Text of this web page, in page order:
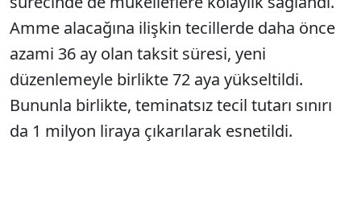
Amme alacağına ilişkin tecillerde daha önce
azami 36 ay olan taksit süresi, yeni
düzenlemeyle birlikte 72 aya yükseltildi.
Bununla birlikte, teminatsız tecil tutarı sınırı
da 1 milyon liraya çıkarılarak esnetildi.